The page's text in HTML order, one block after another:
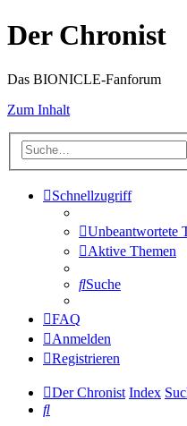
Der Chronist
Das BIONICLE-Fanforum
Zum Inhalt
Schnellzugriff
Unbeantwortete
Aktive Themen
Suche
FAQ
Anmelden
Registrieren
Der Chronist Index
Suche